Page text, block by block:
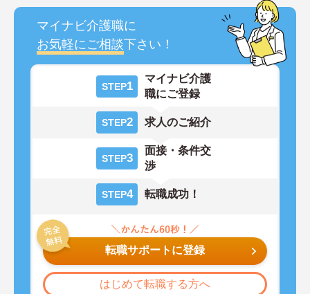
マイナビ介護職に
お気軽にご相談下さい！
STEP1
マイナビ介護
職にご登録
STEP2 求人のご紹介
STEP3
面接・条件交
渉
STEP4 転職成功！
転職サポートに登録
はじめて転職する方へ